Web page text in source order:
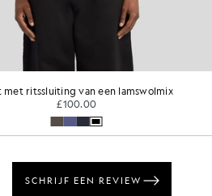
Trui van katoen en merinowol met 1/4-